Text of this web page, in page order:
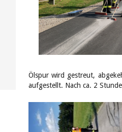
Ölspur wird gestreut,
aufgestellt. Nach ca. 2